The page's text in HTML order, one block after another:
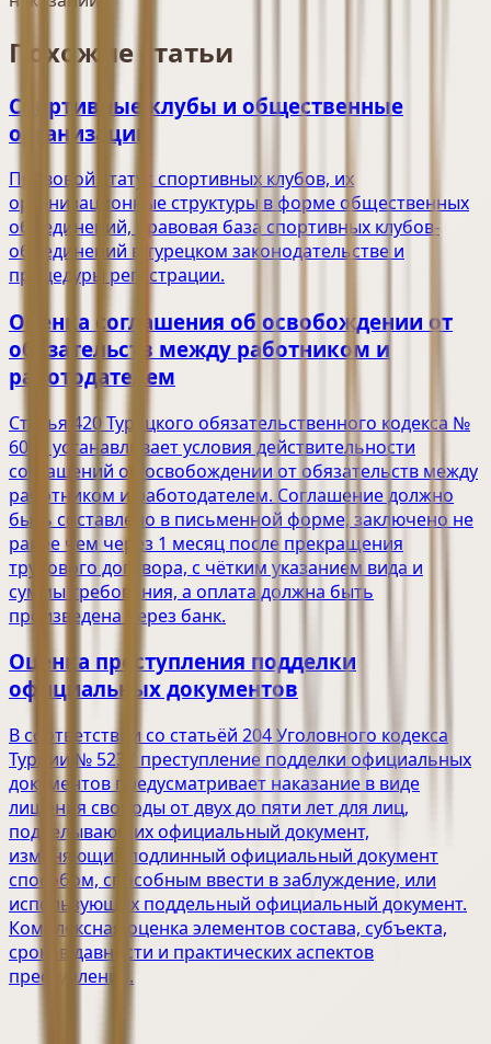
Похожие статьи
Спортивные клубы и общественные
организации
Правовой статус спортивных клубов, их
организационные структуры в форме общественных
объединений, правовая база спортивных клубов-
объединений в турецком законодательстве и
процедуры регистрации.
Оценка соглашения об освобождении от
обязательств между работником и
работодателем
Статья 420 Турецкого обязательственного кодекса №
6098 устанавливает условия действительности
соглашений об освобождении от обязательств между
работником и работодателем. Соглашение должно
быть составлено в письменной форме, заключено не
ранее чем через 1 месяц после прекращения
трудового договора, с чётким указанием вида и
суммы требования, а оплата должна быть
произведена через банк.
Оценка преступления подделки
официальных документов
В соответствии со статьёй 204 Уголовного кодекса
Турции № 5237 преступление подделки официальных
документов предусматривает наказание в виде
лишения свободы от двух до пяти лет для лиц,
подделывающих официальный документ,
изменяющих подлинный официальный документ
способом, способным ввести в заблуждение, или
использующих поддельный официальный документ.
Комплексная оценка элементов состава, субъекта,
сроков давности и практических аспектов
преступления.